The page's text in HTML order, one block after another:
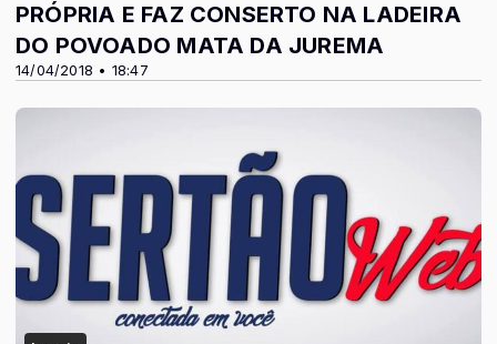
14/04/2018 • 18:47
PRÓPRIA E FAZ CONSERTO NA LADEIRA
DO POVOADO MATA DA JUREMA